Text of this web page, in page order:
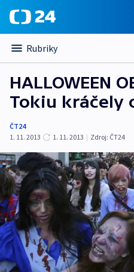
Rubriky
HALLOWEEN
Tokiu kráčely
ČT24
1. 11. 2013
1. 11. 2013 | Zdroj: ČT24